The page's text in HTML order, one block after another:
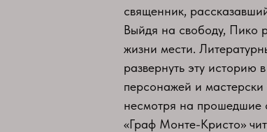
священник,
Выйдя на свободу, Пико
жизни мести.
развернуть эту
персонажей и
несмотря на прошедшие
«Граф Монте-Кристо»